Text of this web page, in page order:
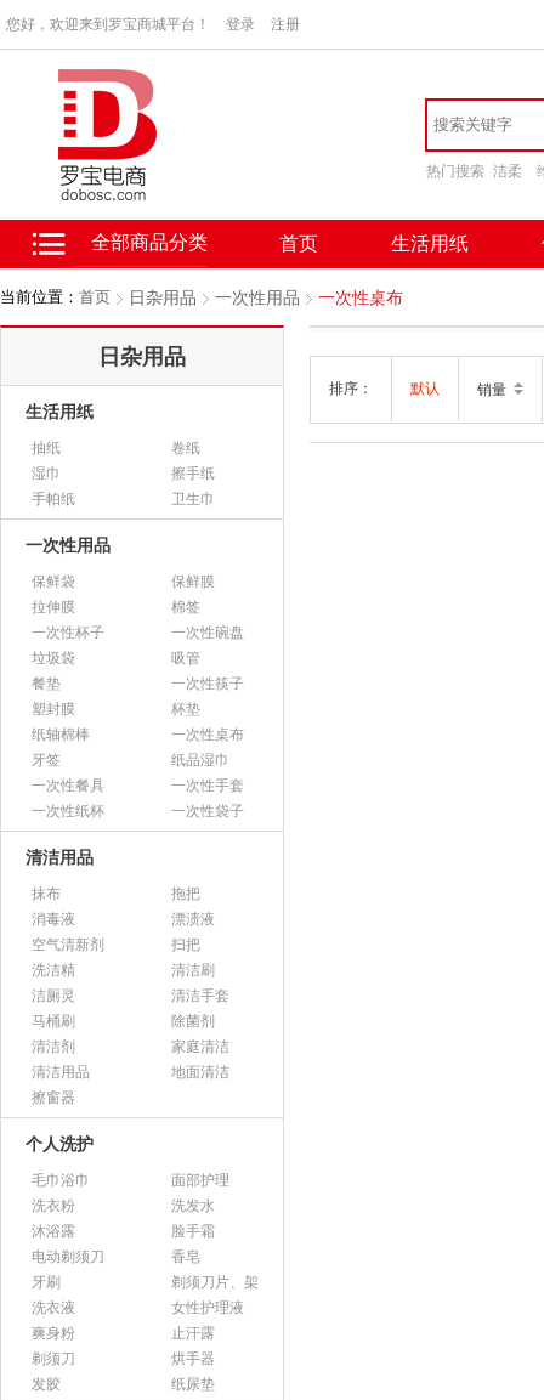
您好，欢迎来到罗宝商城平台！ 登录 注册
热门搜索 洁柔
全部商品分类 首页 生活用纸
当前位置： 首页 日杂用品 一次性用品 一次性桌布
日杂用品
生活用纸
抽纸
卷纸
湿巾
擦手纸
手帕纸
卫生巾
一次性用品
保鲜袋
保鲜膜
拉伸膜
棉签
一次性杯子
一次性碗盘
垃圾袋
吸管
餐垫
一次性筷子
塑封膜
杯垫
纸轴棉棒
一次性桌布
牙签
纸品湿巾
一次性餐具
一次性手套
一次性纸杯
一次性袋子
清洁用品
抹布
拖把
消毒液
漂渍液
空气清新剂
扫把
洗洁精
清洁刷
洁厕灵
清洁手套
马桶刷
除菌剂
清洁剂
家庭清洁
清洁用品
地面清洁
擦窗器
个人洗护
毛巾浴巾
面部护理
洗衣粉
洗发水
沐浴露
脸手霜
电动剃须刀
香皂
牙刷
剃须刀片、架
洗衣液
女性护理液
爽身粉
止汗露
剃须刀
烘手器
发胶
纸尿垫
排序： 默认 销量